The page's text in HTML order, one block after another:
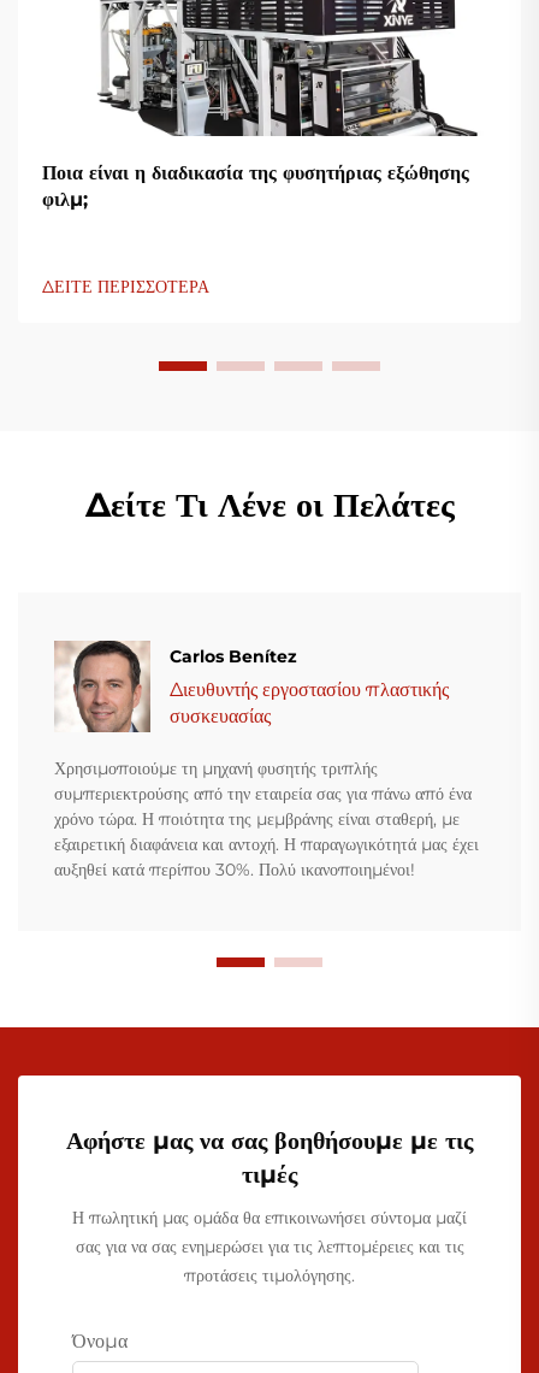
Ποια είναι η διαδικασία της φυσητήριας εξώθησης
φιλμ;
ΔΕΙΤΕ ΠΕΡΙΣΣΟΤΕΡΑ
Δείτε Τι Λένε οι Πελάτες
Carlos Benítez
Διευθυντής εργοστασίου πλαστικής
συσκευασίας
Χρησιμοποιούμε τη μηχανή φυσητής τριπλής
συμπεριεκτρούσης από την εταιρεία σας για πάνω από ένα
χρόνο τώρα. Η ποιότητα της μεμβράνης είναι σταθερή, με
εξαιρετική διαφάνεια και αντοχή. Η παραγωγικότητά μας έχει
αυξηθεί κατά περίπου 30%. Πολύ ικανοποιημένοι!
Αφήστε μας να σας βοηθήσουμε με τις
τιμές
Η πωλητική μας ομάδα θα επικοινωνήσει σύντομα μαζί
σας για να σας ενημερώσει για τις λεπτομέρειες και τις
προτάσεις τιμολόγησης.
Όνομα